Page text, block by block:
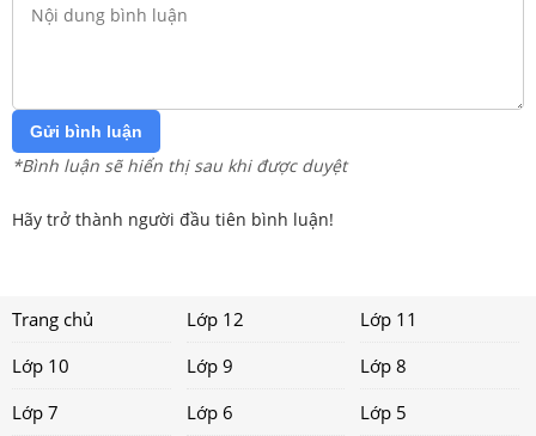
Gửi bình luận
*Bình luận sẽ hiển thị sau khi được duyệt
Hãy trở thành người đầu tiên bình luận!
Trang chủ Lớp 12
Lớp 11
Lớp 10
Lớp 9
Lớp 8
Lớp 7
Lớp 6
Lớp 5